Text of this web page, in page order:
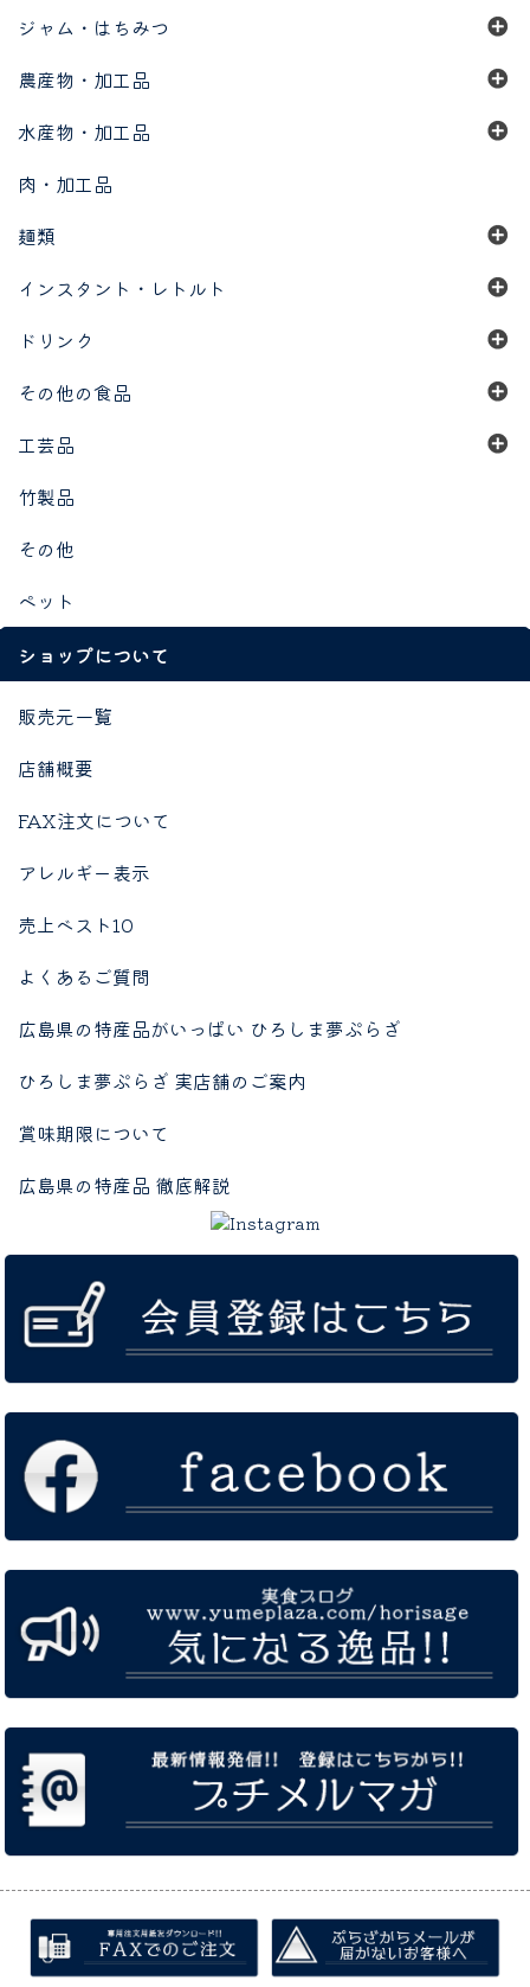
ジャム・はちみつ
農産物・加工品
水産物・加工品
肉・加工品
麺類
インスタント・レトルト
ドリンク
その他の食品
工芸品
竹製品
その他
ペット
ショップについて
販売元一覧
店舗概要
FAX注文について
アレルギー表示
売上ベスト10
よくあるご質問
広島県の特産品がいっぱい ひろしま夢ぷらざ
ひろしま夢ぷらざ 実店舗のご案内
賞味期限について
広島県の特産品 徹底解説